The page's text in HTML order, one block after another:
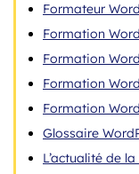
Formateur
Formation
Formation
Formation
Formation
Glossaire
L’actualité de